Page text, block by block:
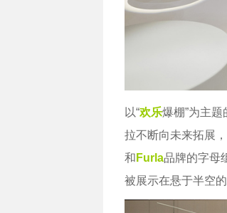
以“欢乐爆棚”为主题
拉不断向未来拓展
和 Furla品牌的字母
被展示在悬于半空